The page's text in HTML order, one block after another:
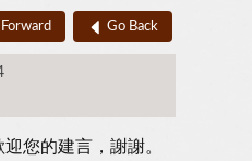
Forward Go Back
您的建言，謝謝。